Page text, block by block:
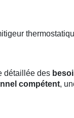
détaillée des
compétent,